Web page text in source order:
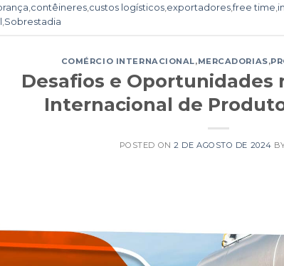
,contêineres,custos logísticos,exportadores,free time,
,Sobrestadia
COMÉRCIO INTERNACIONAL,MERCADORIAS,
Desafios e Oportunidades
Internacional de
POSTED ON2 DE AGOSTO DE 2024